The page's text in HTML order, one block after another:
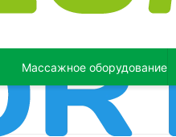
Массажное оборудование